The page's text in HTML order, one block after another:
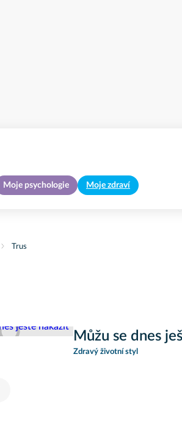
Moje psychologie Moje zdraví
Trus
Můžu se dnes
Zdravý životní styl